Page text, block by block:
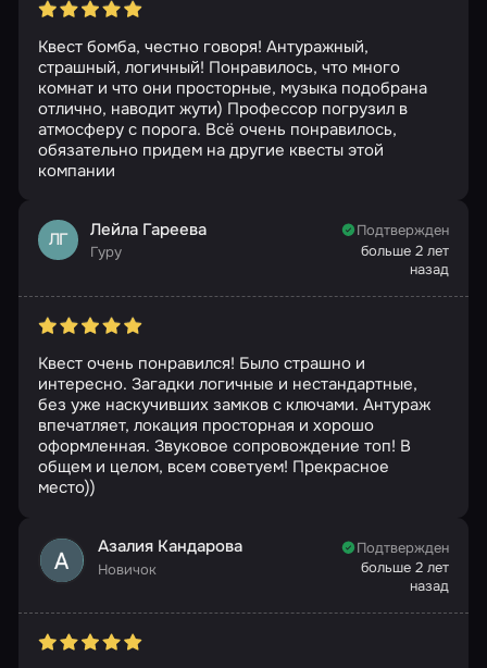
Квест бомба, честно говоря! Антуражный,
страшный, логичный! Понравилось, что много
комнат и что они просторные, музыка подобрана
отлично, наводит жути) Профессор погрузил в
атмосферу с порога. Всё очень понравилось,
обязательно придем на другие квесты этой
компании
ЛГ Лейла Гареева
Гуру
Подтвержден
больше 2 лет
назад
Квест очень понравился! Было страшно и
интересно. Загадки логичные и нестандартные,
без уже наскучивших замков с ключами. Антураж
впечатляет, локация просторная и хорошо
оформленная. Звуковое сопровождение топ! В
общем и целом, всем советуем! Прекрасное
место))
Азалия Кандарова
Новичок
Подтвержден
больше 2 лет
назад